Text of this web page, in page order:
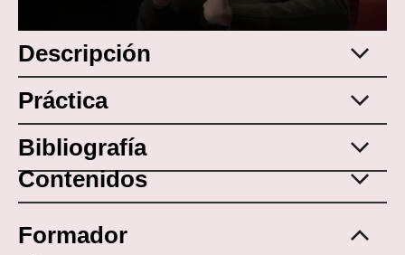
Descripción
Práctica
Bibliografía
Contenidos
Formador